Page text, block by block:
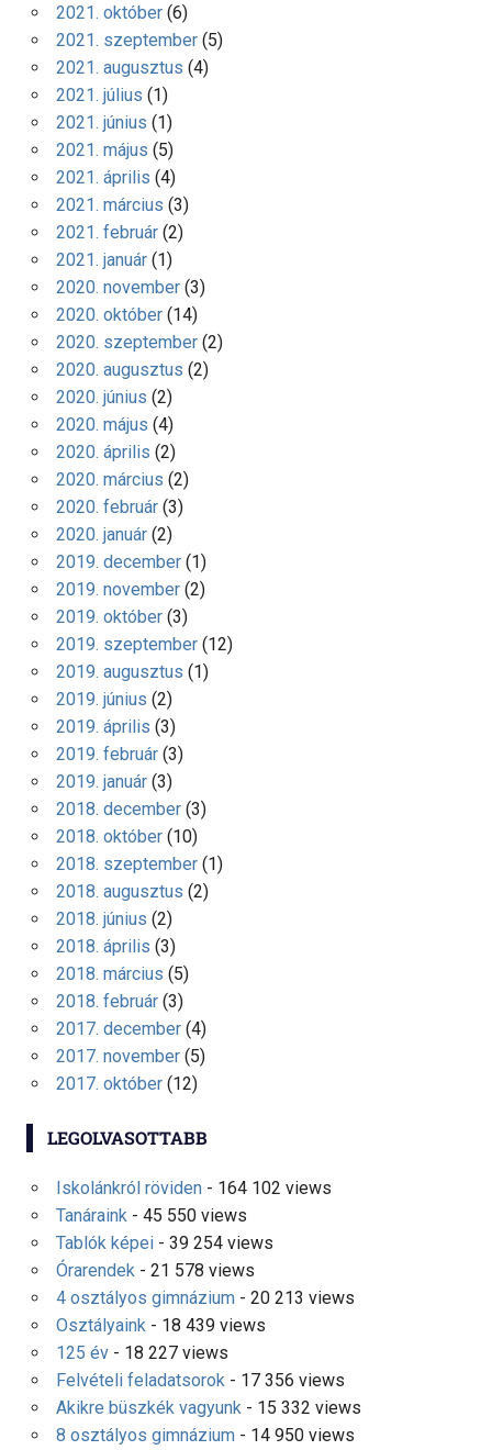
2021. október(6)
2021. szeptember(5)
2021. augusztus (4)
2021. július (1)
2021. június (1)
2021. május (5)
2021. április (4)
2021. március (3)
2021. február(2)
2021. január(1)
2020. november(3)
2020. október(14)
2020. szeptember(2)
2020. augusztus (2)
2020. június (2)
2020. május (4)
2020. április (2)
2020. március (2)
2020. február(3)
2020. január(2)
2019. december(1)
2019. november(2)
2019. október(3)
2019. szeptember(12)
2019. augusztus (1)
2019. június (2)
2019. április (3)
2019. február(3)
2019. január(3)
2018. december(3)
2018. október(10)
2018. szeptember(1)
2018. augusztus (2)
2018. június (2)
2018. április (3)
2018. március (5)
2018. február(3)
2017. december(4)
2017. november(5)
2017. október(12)
LEGOLVASOTTABB
Iskolánkról röviden- 164 102 views
Tanáraink - 45 550 views
Tablók képei- 39 254 views
Órarendek - 21 578 views
4 osztályos gimnázium- 20 213 views
Osztályaink - 18 439 views
125 év- 18 227 views
Felvételi feladatsorok - 17 356 views
Akikre büszkék vagyunk - 15 332 views
8 osztályos gimnázium- 14 950 views